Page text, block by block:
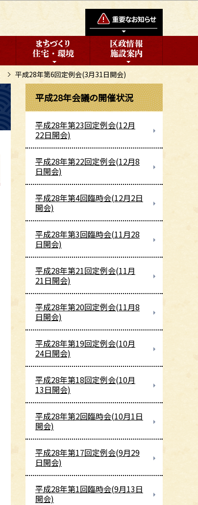
平成28年第6回定例会(3月31日開会)
平成28年会議の開催状況
平成28年第23回定例会(12月
22日開会)
平成28年第22回定例会(12月8
日開会)
平成28年第4回臨時会(12月2日
開会)
平成28年第3回臨時会(11月28
日開会)
平成28年第21回定例会(11月
21日開会)
平成28年第20回定例会(11月8
日開会)
平成28年第19回定例会(10月
24日開会)
平成28年第18回定例会(10月
13日開会)
平成28年第2回臨時会(10月1日
開会)
平成28年第17回定例会(9月29
日開会)
平成28年第1回臨時会(9月13日
開会)